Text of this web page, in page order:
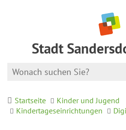
Stadt
Startseite
Kinder und Jugend
Kindertageseinrichtungen